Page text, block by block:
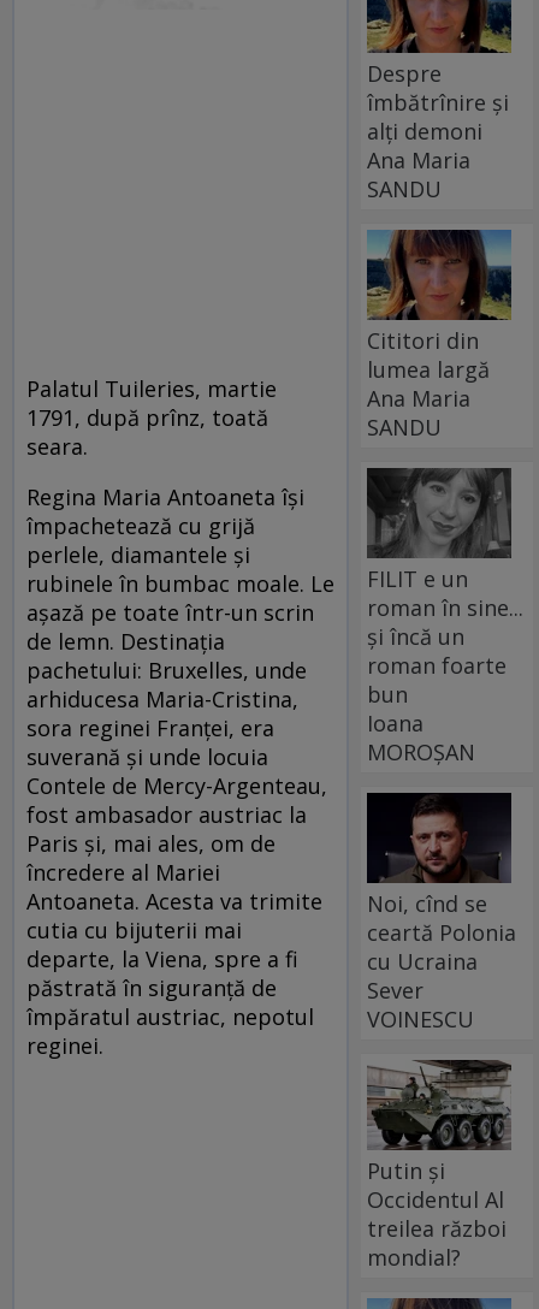
Palatul Tuileries, martie
1791, după prînz, toată
seara.
Regina Maria Antoaneta își
împachetează cu grijă
perlele, diamantele și
rubinele în bumbac moale. Le
așază pe toate într-un scrin
de lemn. Destinația
pachetului: Bruxelles, unde
arhiducesa Maria-Cristina,
sora reginei Franței, era
suverană și unde locuia
Contele de Mercy-Argenteau,
fost ambasador austriac la
Paris și, mai ales, om de
încredere al Mariei
Antoaneta. Acesta va trimite
cutia cu bijuterii mai
departe, la Viena, spre a fi
păstrată în siguranță de
împăratul austriac, nepotul
reginei.
Despre
îmbătrînire și
alți demoni
Ana Maria
SANDU
Cititori din
lumea largă
Ana Maria
SANDU
FILIT e un
roman în sine...
și încă un
roman foarte
bun
Ioana
MOROȘAN
Noi, cînd se
ceartă Polonia
cu Ucraina
Sever
VOINESCU
Putin și
Occidentul Al
treilea război
mondial?